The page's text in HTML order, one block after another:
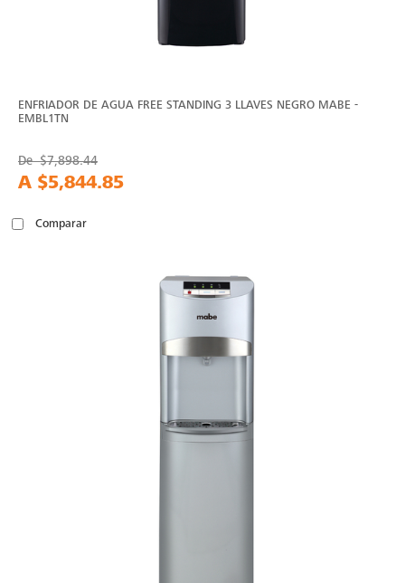
ENFRIADOR DE AGUA FREE STANDING 3 LLAVES NEGRO MABE -
EMBL1TN
De$7,898.44
A $5,844.85
Comparar